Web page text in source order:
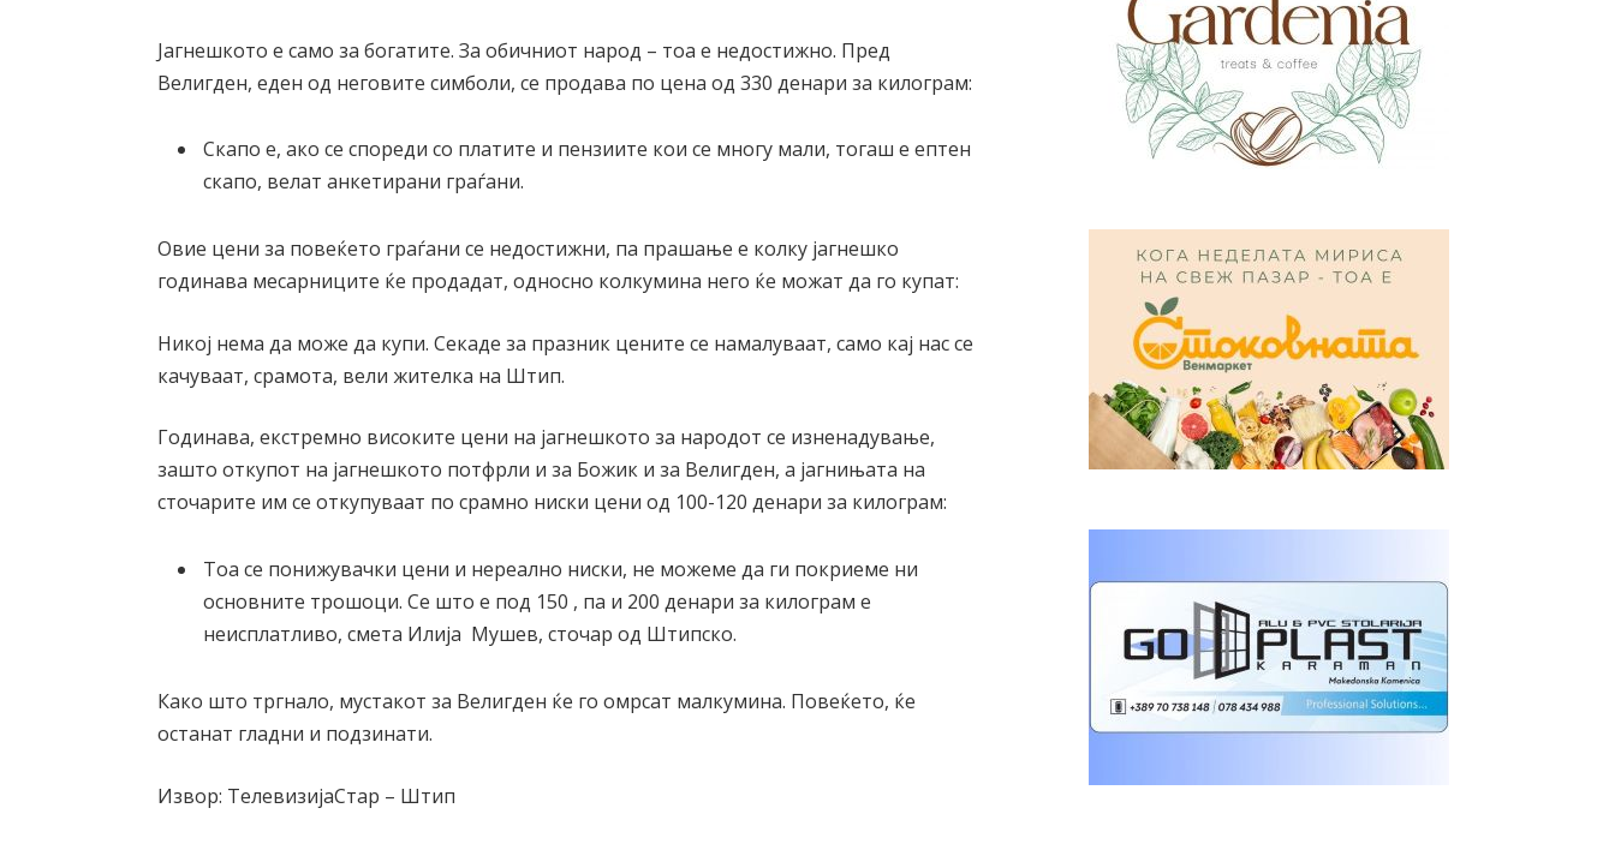
Јагнешкото е само за богатите. За обичниот народ – тоа е недостижно. Пред
Велигден, еден од неговите симболи, се продава по цена од 330 денари за килограм:
Скапо е, ако се спореди со платите и пензиите кои се многу мали, тогаш е ептен
скапо, велат анкетирани граѓани.
Овие цени за повеќето граѓани се недостижни, па прашање е колку јагнешко
годинава месарниците ќе продадат, односно колкумина него ќе можат да го купат:
Никој нема да може да купи. Секаде за празник цените се намалуваат, само кај нас се
качуваат, срамота, вели жителка на Штип.
Годинава, екстремно високите цени на јагнешкото за народот се изненадување,
зашто откупот на јагнешкото потфрли и за Божик и за Велигден, а јагнињата на
сточарите им се откупуваат по срамно ниски цени од 100-120 денари за килограм:
Тоа се понижувачки цени и нереално ниски, не можеме да ги покриеме ни
основните трошоци. Се што е под 150 , па и 200 денари за килограм е
неисплатливо, смета Илија Мушев, сточар од Штипско.
Како што тргнало, мустакот за Велигден ќе го омрсат малкумина. Повеќето, ќе
останат гладни и подзинати.
Извор: ТелевизијаСтар – Штип